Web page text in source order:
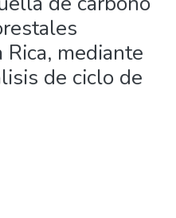
mediante
de ciclo de